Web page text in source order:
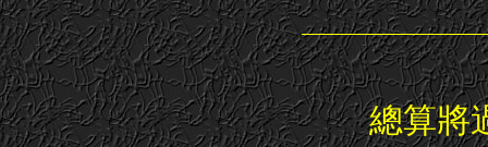
總算將